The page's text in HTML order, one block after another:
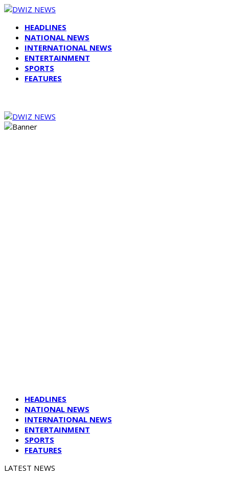
HEADLINES
NATIONAL NEWS
INTERNATIONAL NEWS
ENTERTAINMENT
SPORTS
FEATURES
HEADLINES
NATIONAL NEWS
INTERNATIONAL NEWS
ENTERTAINMENT
SPORTS
FEATURES
LATEST NEWS